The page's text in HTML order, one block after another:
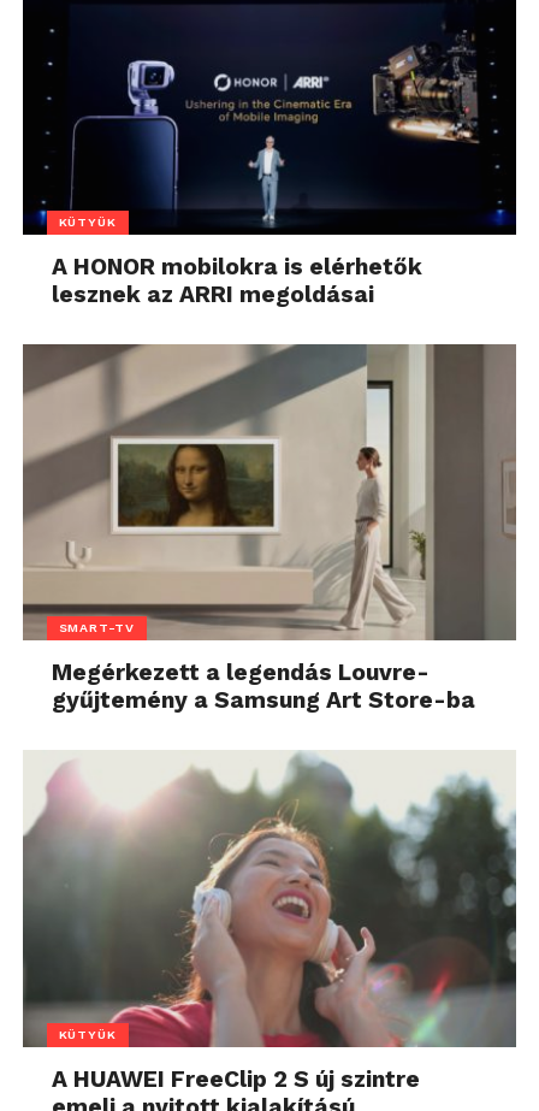
KÜTYÜK
A HONOR mobilokra is elérhetők
lesznek az ARRI megoldásai
SMART-TV
Megérkezett a legendás Louvre-
gyűjtemény a Samsung Art Store-ba
KÜTYÜK
A HUAWEI FreeClip 2 S új szintre